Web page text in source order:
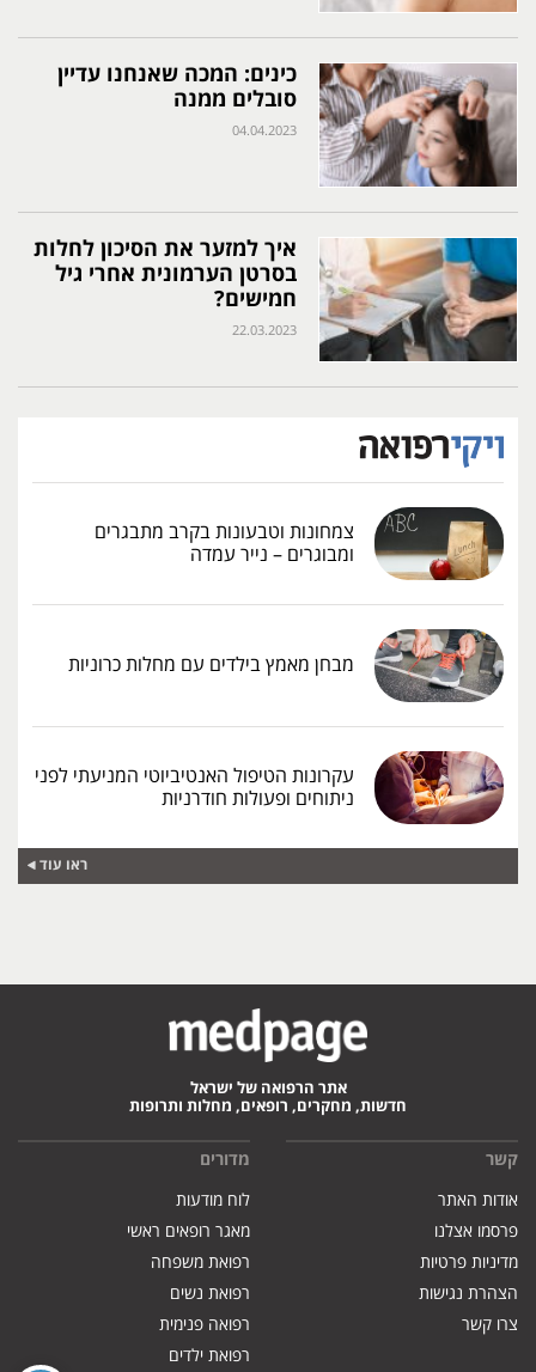
כינים: המכה שאנחנו עדיין
סובלים ממנה
04.04.2023
איך למזער את הסיכון לחלות
בסרטן הערמונית אחרי גיל
חמישים?
22.03.2023
צמחונות וטבעונות בקרב מתבגרים
ומבוגרים – נייר עמדה
מבחן מאמץ בילדים עם מחלות כרוניות
עקרונות הטיפול האנטיביוטי המניעתי לפני
ניתוחים ופעולות חודרניות
ראו עוד
אתר הרפואה של ישראל
חדשות, מחקרים, רופאים, מחלות ותרופות
קשר
אודות האתר
פרסמו אצלנו
מדיניות פרטיות
הצהרת נגישות
צרו קשר
מדורים
לוח מודעות
מאגר רופאים ראשי
רפואת משפחה
רפואת נשים
רפואה פנימית
רפואת ילדים